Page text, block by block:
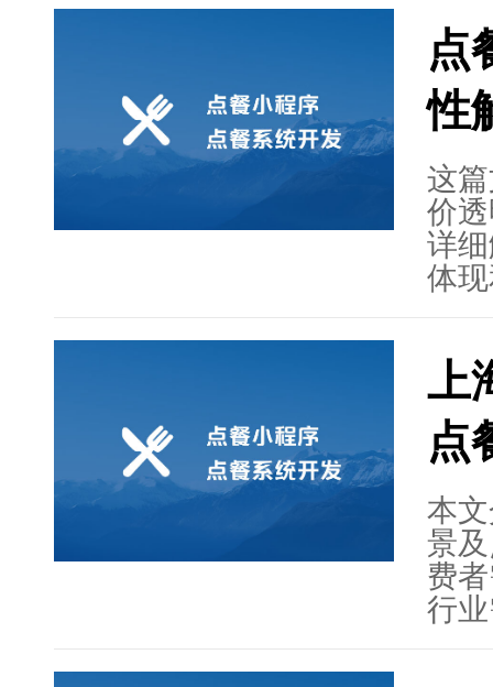
源
费
间
未
点
求
同
点
性
这
价
详
体
不
任
的
说
量
上
点
本
景
费
行